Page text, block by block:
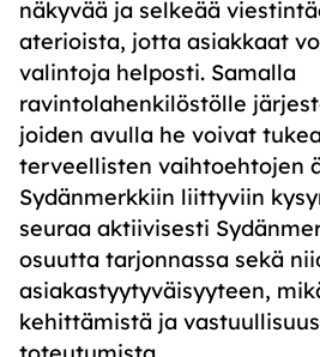
näkyvää ja selkeää
aterioista, jotta asiakkaat
valintoja helposti. Samalla
ravintolahenkilöstölle
joiden avulla he voivat
terveellisten vaihtoehtojen
Sydänmerkkiin liittyviin
seuraa aktiivisesti
osuutta tarjonnassa sekä
asiakastyytyväisyyteen,
kehittämistä ja